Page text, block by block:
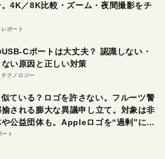
。4K／8K比較・ズーム・夜間撮影をチ
レポート
Cポートは大丈夫？ 認識しない・
い原因と正しい対策
テクノロジー
ている？ロゴを許さない。フルーツ警
される膨大な異議申し立て。対象は非
公益団体も。Appleロゴを“過剰”に守
ート